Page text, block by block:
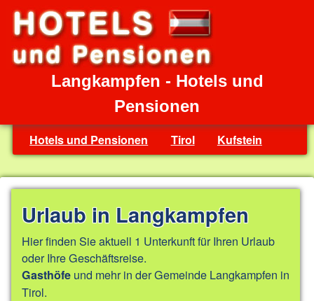
Langkampfen - Hotels und
Pensionen
Hotels und Pensionen Tirol Kufstein
Urlaub in Langkampfen
Hier finden Sie aktuell 1 Unterkunft für Ihren Urlaub
oder Ihre Geschäftsreise.
Gasthöfe und mehr in der Gemeinde Langkampfen in
Tirol.